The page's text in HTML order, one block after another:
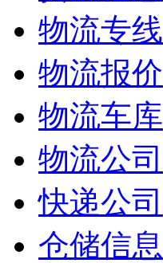
物流专线
物流报价
物流车库
物流公司
快递公司
仓储信息